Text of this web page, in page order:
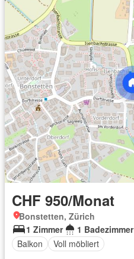
CHF 950/Monat
Bonstetten, Zürich
1 Zimmer
1 Badezimmer
Balkon
Voll möbliert